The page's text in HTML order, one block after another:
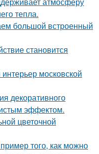
тепла.
большой встроенный
становится
московской
декоративного
эффектом.
цветочной
того, как можно